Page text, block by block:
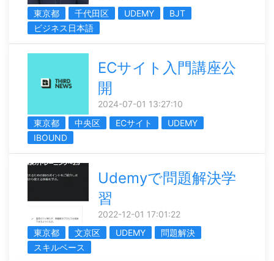
東京都
千代田区 UDEMY
BJT
ビジネス日本語
ECサイト入門講座公
開
2024-07-01 13:27:10
東京都
中央区 ECサイト
UDEMY
IBOUND
Udemyで問題解決学
習
2022-12-01 17:01:22
東京都
文京区 UDEMY
問題解決
スキルベース